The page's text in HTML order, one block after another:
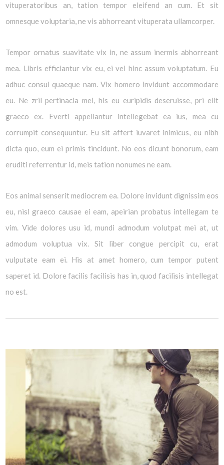
vituperatoribus an, tation tempor eleifend an cum. Et sit
omnesque voluptaria, ne vis abhorreant vituperata ullamcorper.
Tempor ornatus suavitate vix in, ne assum inermis abhorreant
mea. Libris efficiantur vix eu, ei vel hinc assum voluptatum. Eu
adhuc consul quaeque nam. Vix homero invidunt accommodare
eu. Ne zril pertinacia mei, his eu euripidis deseruisse, pri elit
graeco ex. Everti appellantur intellegebat ea ius, mea cu
corrumpit consequuntur. Eu sit affert iuvaret inimicus, eu nibh
dicta quo, eum ei primis tincidunt. No eos dicunt bonorum, eam
eruditi referrentur id, meis tation nonumes ne eam.
Eos animal senserit mediocrem ea. Dolore invidunt dignissim eos
eu, nisl graeco causae ei eam, apeirian probatus intellegam te
vim. Vide dolores usu id, mundi admodum volutpat mei at, ut
admodum voluptua vix. Sit liber congue percipit cu, erat
vulputate eam ei. His at amet homero, cum tempor putent
saperet id. Dolore facilis facilisis has in, quod facilisis intellegat
no est.